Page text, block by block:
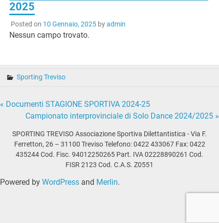
2025
Posted on 10 Gennaio, 2025byadmin
Nessun campo trovato.
Sporting Treviso
Navigazione
« Documenti STAGIONE SPORTIVA 2024-25
Campionato interprovinciale di Solo Dance 2024/2025 »
SPORTING TREVISO Associazione Sportiva Dilettantistica - Via F.
Ferretton, 26 – 31100 Treviso Telefono: 0422 433067 Fax: 0422
435244 Cod. Fisc. 94012250265 Part. IVA 02228890261 Cod.
FISR 2123 Cod. C.A.S. Z0551
Powered by WordPress and Merlin.